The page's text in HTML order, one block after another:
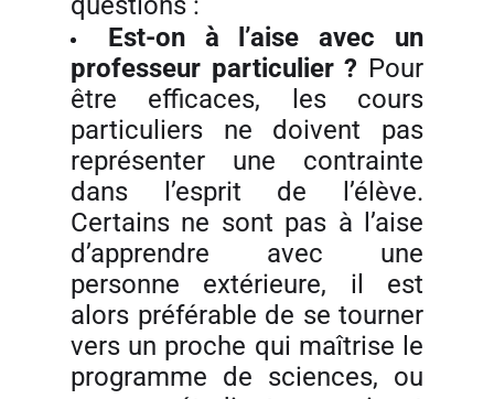
Est-on à l’aise avec un
professeur particulier ? Pour
être efficaces, les cours
particuliers ne doivent pas
représenter une contrainte
dans l’esprit de l’élève.
Certains ne sont pas à l’aise
d’apprendre avec une
personne extérieure, il est
alors préférable de se tourner
vers un proche qui maîtrise le
programme de sciences, ou